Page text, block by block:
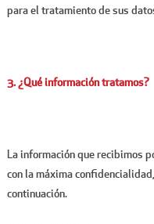
para el tratamiento de sus
3. ¿Qué información tratamos?
La información que recibimos
con la máxima
continuación.